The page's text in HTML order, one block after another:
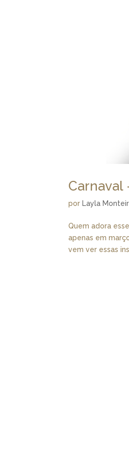
Carnaval
porLayla
Quem adora
apenas em
vem ver essas